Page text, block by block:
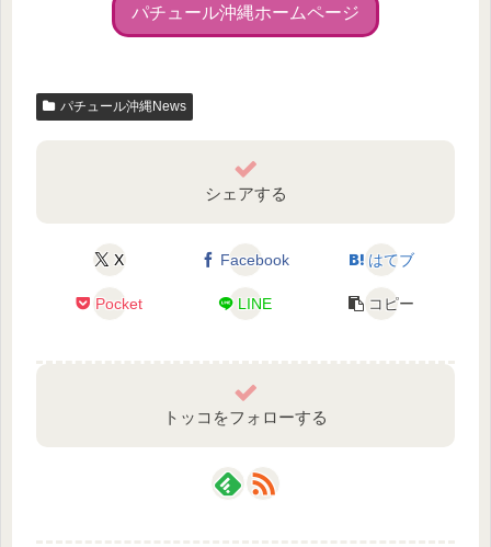
パチュール沖縄ホームページ
パチュール沖縄News
シェアする
X Facebook はてブ
Pocket LINE コピー
トッコをフォローする